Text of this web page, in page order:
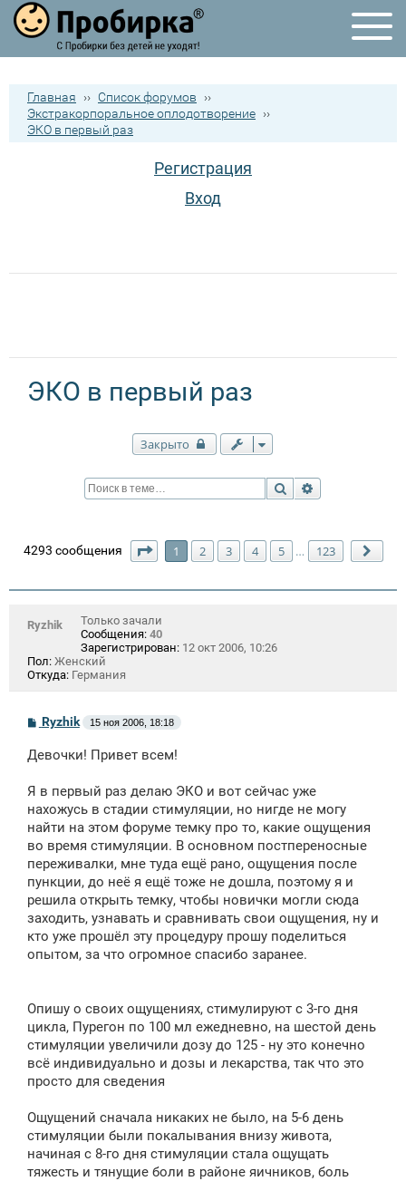
Главная ›› Список форумов
››
Экстракорпоральное оплодотворение ››
ЭКО в первый раз
Регистрация
Вход
ЭКО в первый раз
Закрыто
Поиск
4293 сообщения Страница из 123
1 2 3 4 5 … 123
Ryzhik
Только зачали
Сообщения: 40
Зарегистрирован: 12 окт 2006, 10:26
Пол: Женский
Откуда: Германия
С
б
н
и
Ryzhik 15 ноя 2006, 18:18
Девочки! Привет всем!
Я в первый раз делаю ЭКО и вот сейчас уже
нахожусь в стадии стимуляции, но нигде не могу
найти на этом форуме темку про то, какие ощущения
во время стимуляции. В основном постпереносные
переживалки, мне туда ещё рано, ощущения после
пункции, до неё я ещё тоже не дошла, поэтому я и
решила открыть темку, чтобы новички могли сюда
заходить, узнавать и сравнивать свои ощущения, ну и
кто уже прошёл эту процедуру прошу поделиться
опытом, за что огромное спасибо заранее.
Опишу о своих ощущениях, стимулируют с 3-го дня
цикла, Пурегон по 100 мл ежедневно, на шестой день
стимуляции увеличили дозу до 125 - ну это конечно
всё индивидуально и дозы и лекарства, так что это
просто для сведения
Ощущений сначала никаких не было, на 5-6 день
стимуляции были покалывания внизу живота,
начиная с 8-го дня стимуляции стала ощущать
тяжесть и тянущие боли в районе яичников, боль